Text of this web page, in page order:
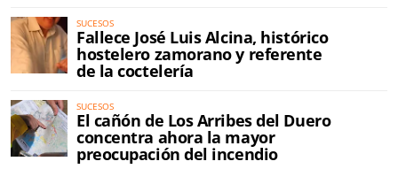
SUCESOS
Fallece José Luis Alcina, histórico
hostelero zamorano y referente
de la coctelería
SUCESOS
El cañón de Los Arribes del Duero
concentra ahora la mayor
preocupación del incendio